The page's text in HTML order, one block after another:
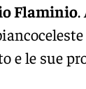
Flaminio.
e le sue